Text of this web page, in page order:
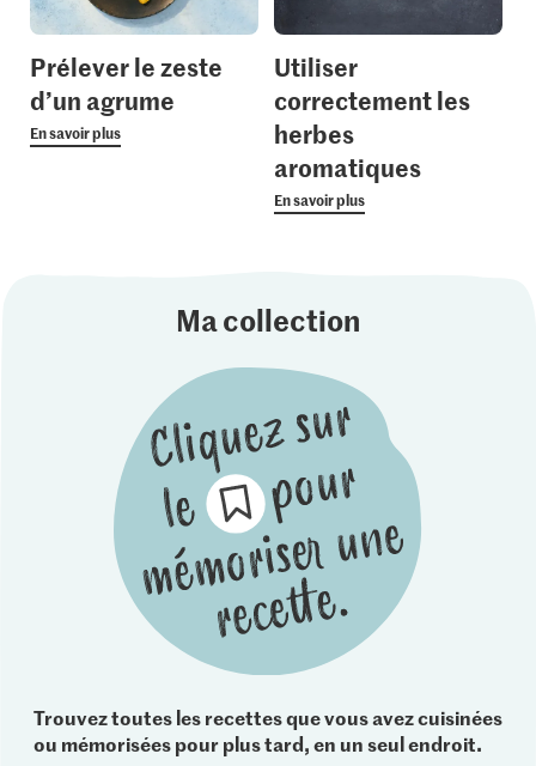
Prélever le zeste
d’un agrume
En savoir plus
Utiliser
correctement les
herbes
aromatiques
En savoir plus
Ma collection
Trouvez toutes les recettes que vous avez cuisinées
ou mémorisées pour plus tard, en un seul endroit.